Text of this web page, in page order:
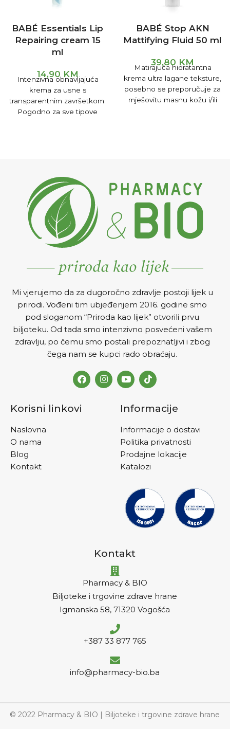
BABÉ Essentials Lip
Repairing cream 15
ml
14,90 KM
Intenzivna obnavljajuća
krema za usne s
transparentnim završetkom.
Pogodno za sve tipove
BABÉ Stop AKN
Mattifying Fluid 50 ml
39,80KM
Matirajuća hidratantna
krema ultra lagane teksture,
posebno se preporučuje za
mješovitu masnu kožu i/ili
Mi vjerujemo da za dugoročno zdravlje postoji lijek u
prirodi. Vođeni tim ubjeđenjem 2016. godine smo
pod sloganom “Priroda kao lijek” otvorili prvu
biljoteku. Od tada smo intenzivno posvećeni vašem
zdravlju, po čemu smo postali prepoznatljivi i zbog
čega nam se kupci rado obraćaju.
Korisni linkovi
Naslovna
O nama
Blog
Kontakt
Informacije
Informacije o dostavi
Politika privatnosti
Prodajne lokacije
Katalozi
Kontakt
Pharmacy & BIO
Biljoteke i trgovine zdrave hrane
Igmanska 58, 71320 Vogošća
+387 33 877 765
info@pharmacy-bio.ba
© 2022 Pharmacy & BIO | Biljoteke i trgovine zdrave hrane